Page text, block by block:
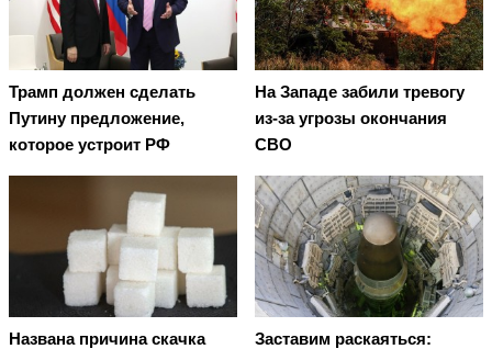
Трамп должен сделать
Путину предложение,
которое устроит РФ
На Западе забили тревогу
из-за угрозы окончания
СВО
Названа причина скачка
Заставим раскаяться: